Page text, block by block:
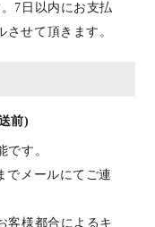
7日以内にお支払
せて頂きます。
前)
です。
でメールにてご連
客様都合によるキ